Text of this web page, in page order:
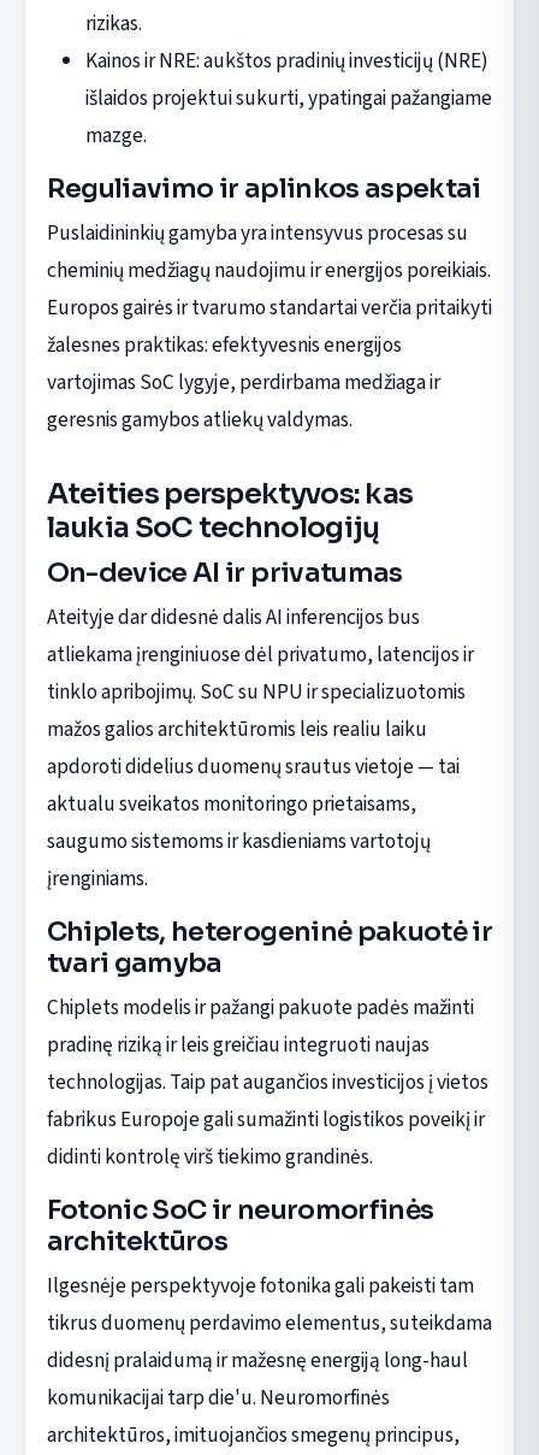
rizikas.
Kainos ir NRE: aukštos pradinių investicijų (NRE)
išlaidos projektui sukurti, ypatingai pažangiame
mazge.
Reguliavimo ir aplinkos aspektai
Puslaidininkių gamyba yra intensyvus procesas su
cheminių medžiagų naudojimu ir energijos poreikiais.
Europos gairės ir tvarumo standartai verčia pritaikyti
žalesnes praktikas: efektyvesnis energijos
vartojimas SoC lygyje, perdirbama medžiaga ir
geresnis gamybos atliekų valdymas.
Ateities perspektyvos: kas
laukia SoC technologijų
On-device AI ir privatumas
Ateityje dar didesnė dalis AI inferencijos bus
atliekama įrenginiuose dėl privatumo, latencijos ir
tinklo apribojimų. SoC su NPU ir specializuotomis
mažos galios architektūromis leis realiu laiku
apdoroti didelius duomenų srautus vietoje — tai
aktualu sveikatos monitoringo prietaisams,
saugumo sistemoms ir kasdieniams vartotojų
įrenginiams.
Chiplets, heterogeninė pakuotė ir
tvari gamyba
Chiplets modelis ir pažangi pakuote padės mažinti
pradinę riziką ir leis greičiau integruoti naujas
technologijas. Taip pat augančios investicijos į vietos
fabrikus Europoje gali sumažinti logistikos poveikį ir
didinti kontrolę virš tiekimo grandinės.
Fotonic SoC ir neuromorfinės
architektūros
Ilgesnėje perspektyvoje fotonika gali pakeisti tam
tikrus duomenų perdavimo elementus, suteikdama
didesnį pralaidumą ir mažesnę energiją long-haul
komunikacijai tarp die'u. Neuromorfinės
architektūros, imituojančios smegenų principus,